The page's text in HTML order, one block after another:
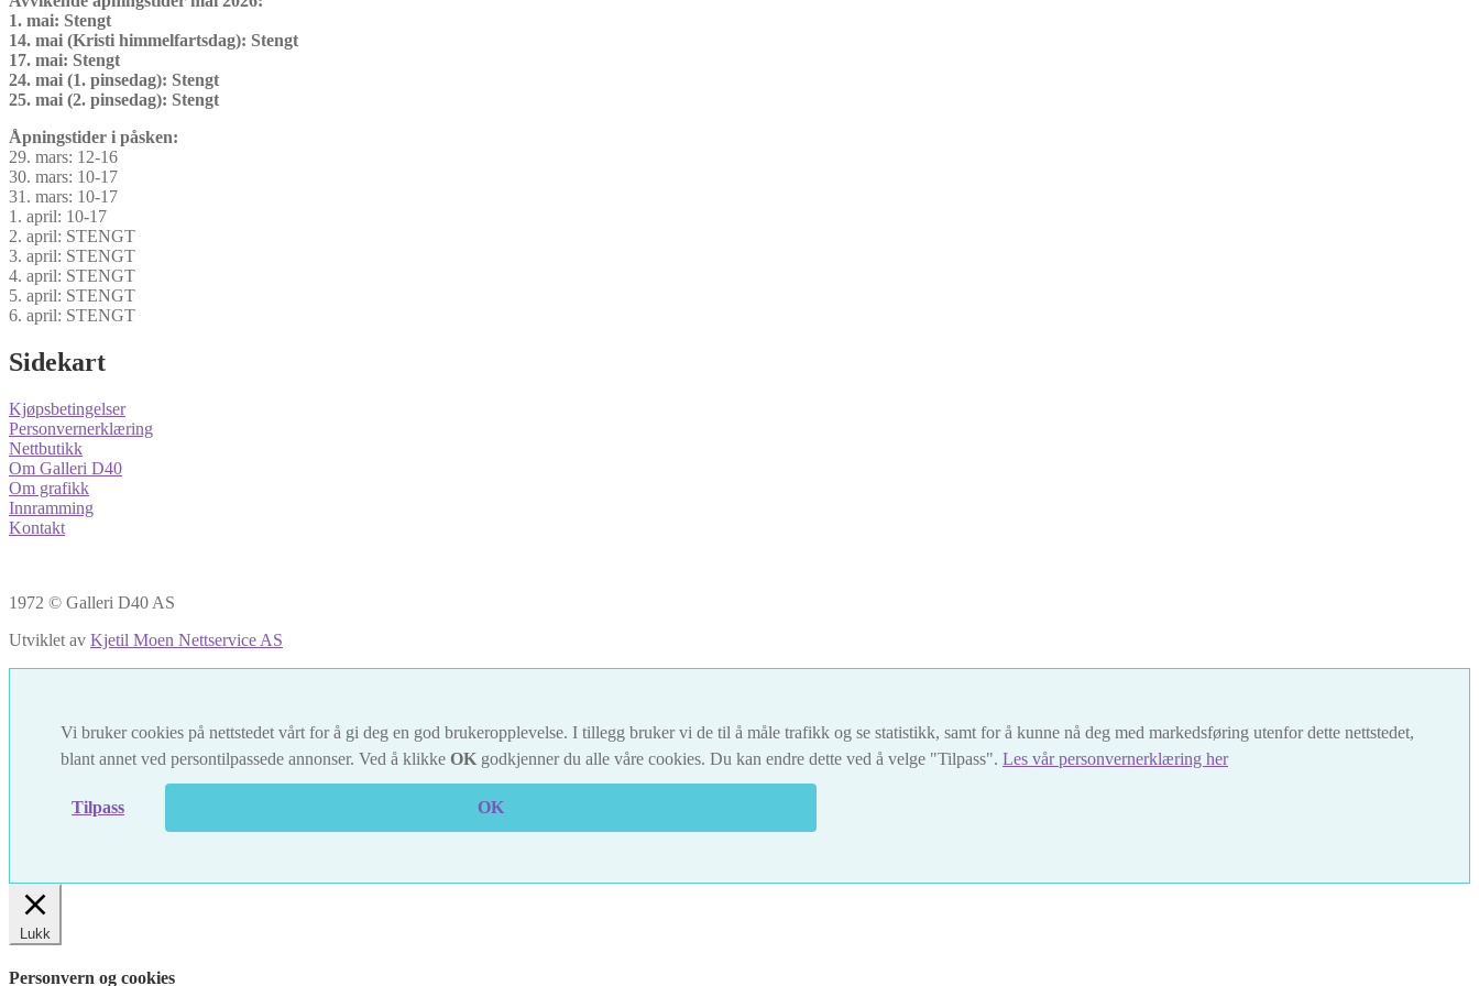
1. mai: Stengt
14. mai (Kristi himmelfartsdag): Stengt
17. mai: Stengt
24. mai (1. pinsedag): Stengt
25. mai (2. pinsedag): Stengt
Åpningstider i påsken:
29. mars: 12-16
30. mars: 10-17
31. mars: 10-17
1. april: 10-17
2. april: STENGT
3. april: STENGT
4. april: STENGT
5. april: STENGT
6. april: STENGT
Sidekart
Kjøpsbetingelser
Personvernerklæring
Nettbutikk
Om Galleri D40
Om grafikk
Innramming
Kontakt
1972 © Galleri D40 AS
Utviklet av Kjetil Moen Nettservice AS
Vi bruker cookies på nettstedet vårt for å gi deg en god brukeropplevelse. I tillegg bruker vi de til å måle trafikk og se statistikk, samt for å kunne nå deg med markedsføring utenfor dette nettstedet,
blant annet ved persontilpassede annonser. Ved å klikke OK godkjenner du alle våre cookies. Du kan endre dette ved å velge "Tilpass". Les vår personvernerklæring her
Tilpass OK
Lukk
Personvern og cookies